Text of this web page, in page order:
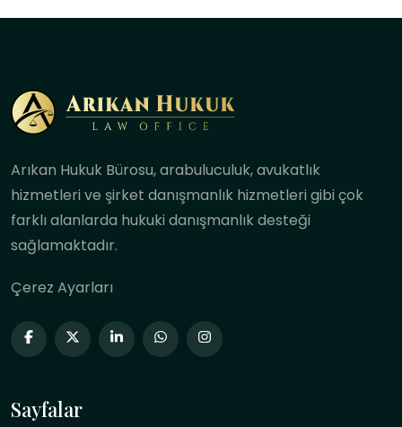
Arıkan Hukuk Bürosu, arabuluculuk, avukatlık
hizmetleri ve şirket danışmanlık hizmetleri gibi çok
farklı alanlarda hukuki danışmanlık desteği
sağlamaktadır.
Çerez Ayarları
Sayfalar